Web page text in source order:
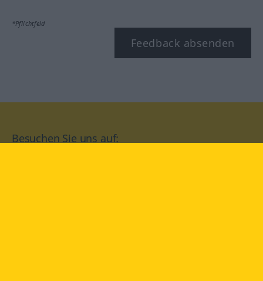
*Pflichtfeld
Feedback absenden
Besuchen Sie uns auf: